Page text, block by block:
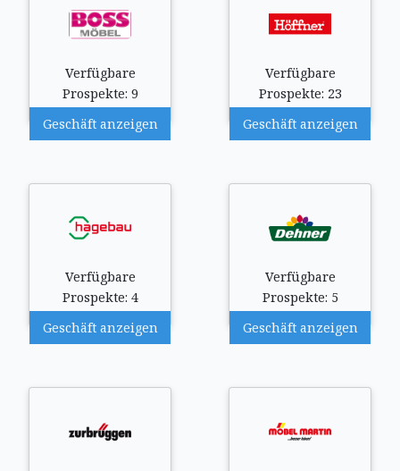
Verfügbare
Prospekte: 9
Geschäft anzeigen
Verfügbare
Prospekte: 23
Geschäft anzeigen
Verfügbare
Prospekte: 4
Geschäft anzeigen
Verfügbare
Prospekte: 5
Geschäft anzeigen